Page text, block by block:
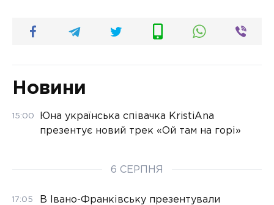
Новини
15:00
Юна українська співачка KristiAna
презентує новий трек «Ой там на горі»
6 СЕРПНЯ
17:05
В Івано-Франківську презентували